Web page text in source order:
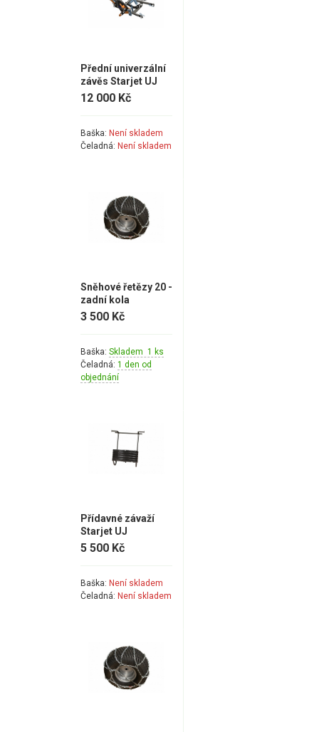
Přední univerzální
závěs Starjet UJ
12 000 Kč
Baška: Není skladem
Čeladná: Není skladem
Sněhové řetězy 20 -
zadní kola
3 500 Kč
Baška: Skladem 1 ks
Čeladná: 1 den od
objednání
Přídavné závaží
Starjet UJ
5 500 Kč
Baška: Není skladem
Čeladná: Není skladem